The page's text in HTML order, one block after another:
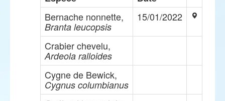
Bernache nonnette,
Branta leucopsis
15/01/2022
Crabier chevelu,
Ardeola ralloides
Cygne de Bewick,
Cygnus columbianus